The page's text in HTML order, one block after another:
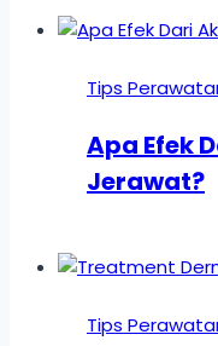
Tips
Apa Efek
Jerawat?
Tips